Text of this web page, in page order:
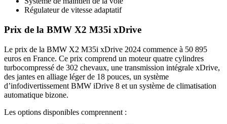
Régulateur de vitesse adaptatif
Prix de la BMW X2 M35i xDrive
Le prix de la BMW X2 M35i xDrive 2024 commence à 50 895
euros en France. Ce prix comprend un moteur quatre cylindres
turbocompressé de 302 chevaux, une transmission intégrale xDrive,
des jantes en alliage léger de 18 pouces, un système
d’infodivertissement BMW iDrive 8 et un système de climatisation
automatique bizone.
Les options disponibles comprennent :